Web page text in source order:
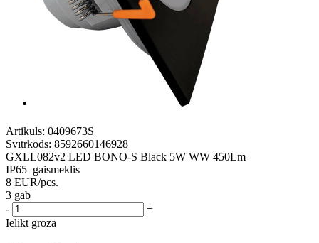
Artikuls: 0409673S
Svītrkods: 8592660146928
GXLL082v2 LED BONO-S Black 5W WW 450Lm
IP65 gaismeklis
8 EUR/pcs.
3 gab
-
+
Ielikt grozā